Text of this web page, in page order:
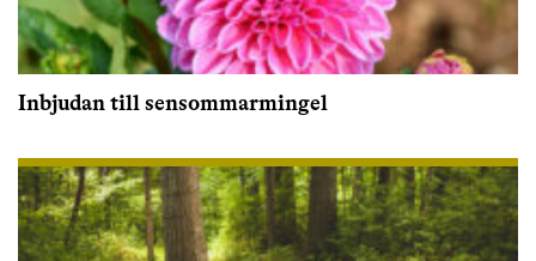
Inbjudan till sensommarmingel